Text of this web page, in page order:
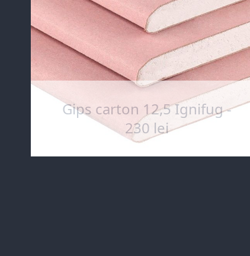
Gips carton 12,5 Ignifug -
230 lei